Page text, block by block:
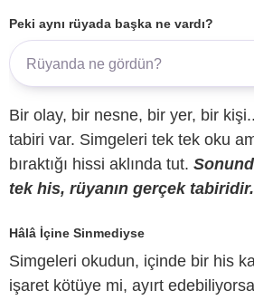
Peki aynı rüyada başka ne vardı?
Bir olay, bir nesne, bir yer, bir
tabiri var. Simgeleri tek tek oku
bıraktığı hissi aklında tut.
tek his, rüyanın gerçek tabiridir.
Hâlâ İçine Sinmediyse
Simgeleri okudun, içinde bir his
işaret kötüye mi, ayırt